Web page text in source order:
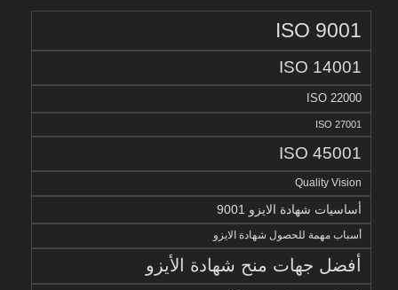
ISO 9001
ISO 14001
ISO 22000
ISO 27001
ISO 45001
Quality Vision
أساسيات شهادة الايزو 9001
أسباب مهمة للحصول شهادة الايزو
أفضل جهات منح شهادة الأيزو